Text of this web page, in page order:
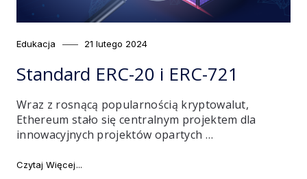
Category
Edukacja
Posted
21 lutego 2024
Standard ERC-20 i ERC-721
Wraz z rosnącą popularnością kryptowalut,
Ethereum stało się centralnym projektem dla
innowacyjnych projektów opartych …
Czytaj Więcej